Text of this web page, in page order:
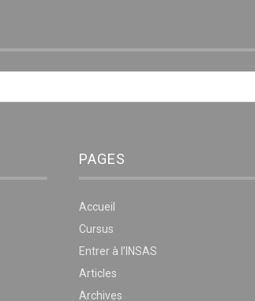
PAGES
Accueil
Cursus
Entrer à l’INSAS
Articles
Archives